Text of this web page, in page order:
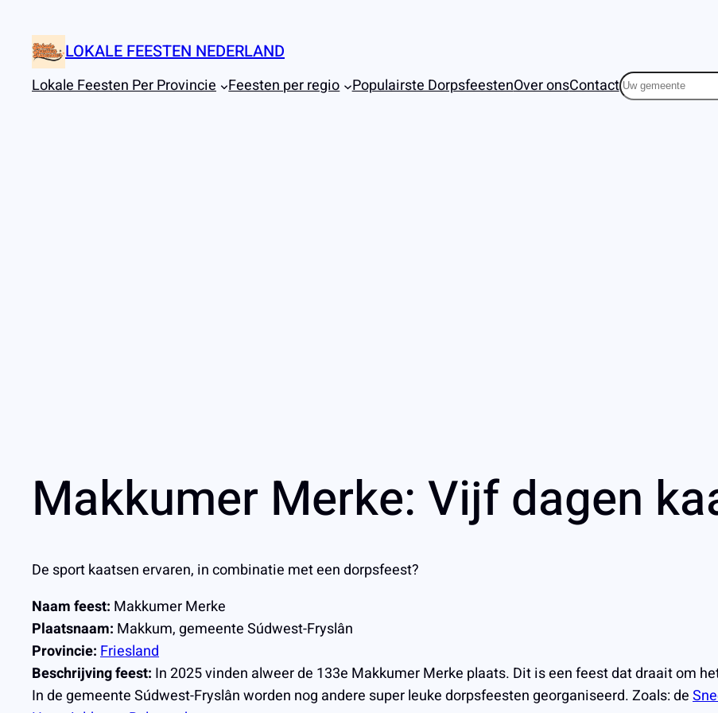
naar
inhoud
LOKALE FEESTEN NEDERLAND
Lokale Feesten Per Provincie Feesten per regio Populairste DorpsfeestenOver onsContactZoeken
Makkumer Merke: Vijf dagen
De sport kaatsen ervaren, in combinatie met een dorpsfeest?
Naam feest: Makkumer Merke
Plaatsnaam: Makkum, gemeente Súdwest-Fryslân
Provincie:Friesland
Beschrijving feest: In 2025 vinden alweer de 133e Makkumer Merke plaats. Dit is een feest dat draait om
In de gemeente Súdwest-Fryslân worden nog andere super leuke dorpsfeesten georganiseerd. Zoals: de